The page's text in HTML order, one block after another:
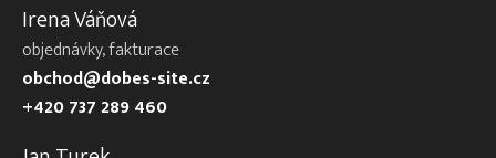
Irena Váňová
objednávky, fakturace
obchod@dobes-site.cz
+420 737 289 460